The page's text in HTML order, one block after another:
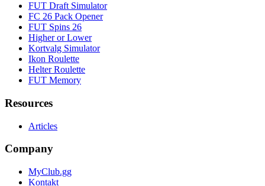
FUT Draft Simulator
FC 26 Pack Opener
FUT Spins 26
Higher or Lower
Kortvalg Simulator
Ikon Roulette
Helter Roulette
FUT Memory
Resources
Articles
Company
MyClub.gg
Kontakt